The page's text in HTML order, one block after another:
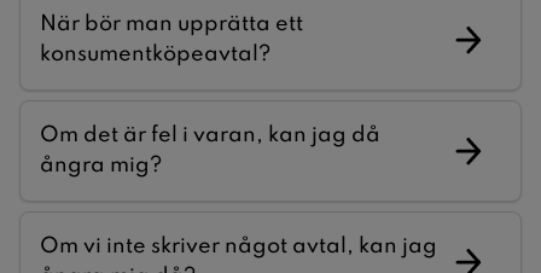
När bör man upprätta ett
konsumentköpeavtal?
Om det är fel i varan, kan jag då
ångra mig?
Om vi inte skriver något avtal, kan jag